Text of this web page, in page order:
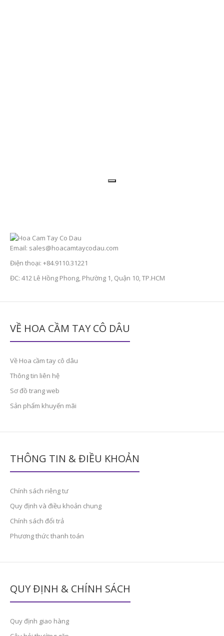
Email: sales@hoacamtaycodau.com
Điện thoại: +84.9110.31221
ĐC: 412 Lê Hồng Phong, Phường 1, Quận 10, TP.HCM
VỀ HOA CẦM TAY CÔ DÂU
Về Hoa cầm tay cô dâu
Thông tin liên hệ
Sơ đồ trang web
Sản phẩm khuyến mãi
THÔNG TIN & ĐIỀU KHOẢN
Chính sách riêng tư
Quy định và điều khoản chung
Chính sách đổi trả
Phương thức thanh toán
QUY ĐỊNH & CHÍNH SÁCH
Quy định giao hàng